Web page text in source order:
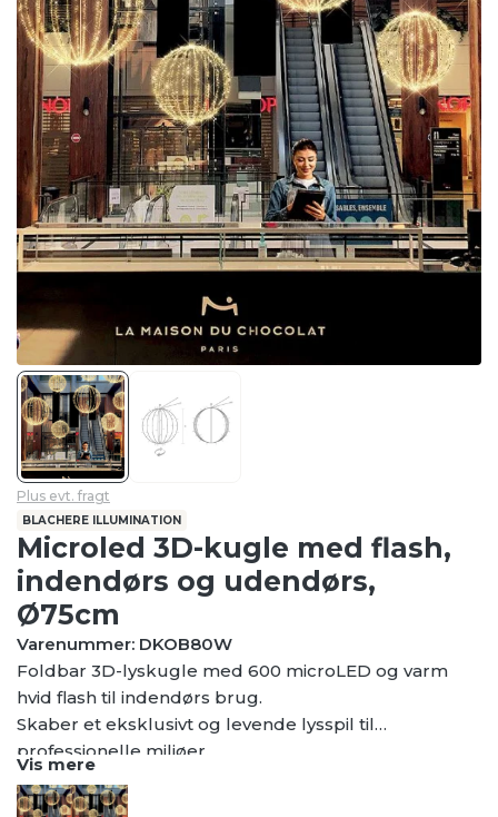
Plus evt. fragt
BLACHERE ILLUMINATION
Microled 3D-kugle med flash,
indendørs og udendørs,
Ø75cm
Varenummer: DKOB80W
Foldbar 3D-lyskugle med 600 microLED og varm
hvid flash til indendørs brug.
Skaber et eksklusivt og levende lysspil til
professionelle miljøer.
Ideel til shoppingcentre, indgange og store
indendørs rum.
Vis mere